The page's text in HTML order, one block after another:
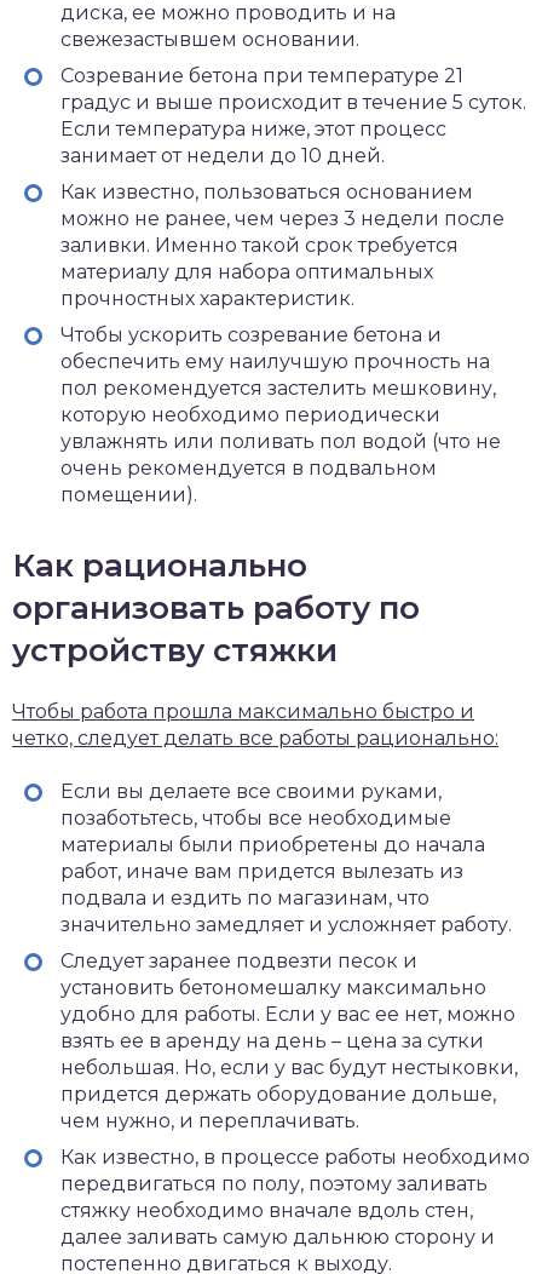
диска, ее можно проводить и на
свежезастывшем основании.
Созревание бетона при температуре 21
градус и выше происходит в течение 5 суток.
Если температура ниже, этот процесс
занимает от недели до 10 дней.
Как известно, пользоваться основанием
можно не ранее, чем через 3 недели после
заливки. Именно такой срок требуется
материалу для набора оптимальных
прочностных характеристик.
Чтобы ускорить созревание бетона и
обеспечить ему наилучшую прочность на
пол рекомендуется застелить мешковину,
которую необходимо периодически
увлажнять или поливать пол водой (что не
очень рекомендуется в подвальном
помещении).
Как рационально
организовать работу по
устройству стяжки
Чтобы работа прошла максимально быстро и
четко, следует делать все работы рационально:
Если вы делаете все своими руками,
позаботьтесь, чтобы все необходимые
материалы были приобретены до начала
работ, иначе вам придется вылезать из
подвала и ездить по магазинам, что
значительно замедляет и усложняет работу.
Следует заранее подвезти песок и
установить бетономешалку максимально
удобно для работы. Если у вас ее нет, можно
взять ее в аренду на день – цена за сутки
небольшая. Но, если у вас будут нестыковки,
придется держать оборудование дольше,
чем нужно, и переплачивать.
Как известно, в процессе работы необходимо
передвигаться по полу, поэтому заливать
стяжку необходимо вначале вдоль стен,
далее заливать самую дальнюю сторону и
постепенно двигаться к выходу.